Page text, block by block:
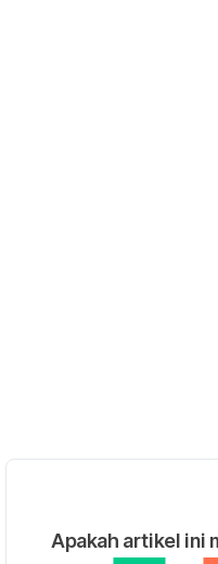
Apakah artikel ini